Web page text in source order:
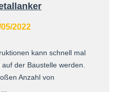
2022
kann schnell mal
der Baustelle werden.
Anzahl von